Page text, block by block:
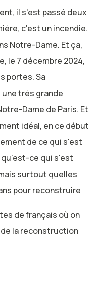
il s'est passé deux
c'est un incendie.
Notre-Dame. Et ça,
le 7 décembre 2024,
portes. Sa
très grande
Dame de Paris. Et
idéal, en ce début
de ce qui s'est
ce qui s'est
surtout quelles
pour reconstruire
de français où on
la reconstruction